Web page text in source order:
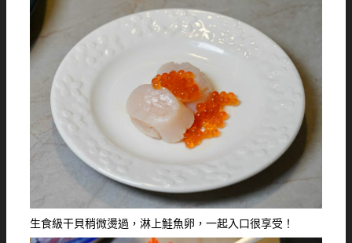
生食級干貝稍微燙過，淋上鮭魚卵，一起入口很享受！